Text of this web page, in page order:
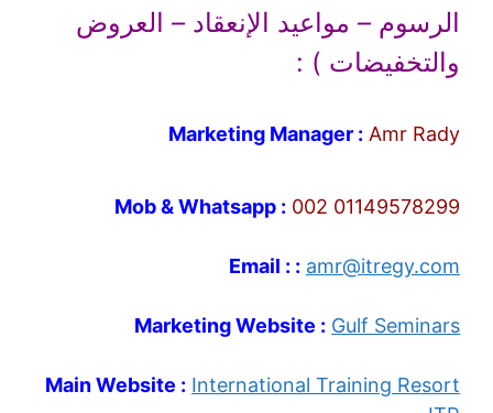
الرسوم – مواعيد الإنعقاد – العروض
والتخفيضات ) :
Marketing Manager : Amr Rady
Mob & Whatsapp : 002 01149578299
Email : : amr@itregy.com
Marketing Website : Gulf Seminars
Main Website : International Training Resort